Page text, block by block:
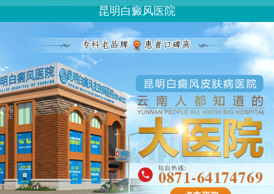
昆明白癜风医院